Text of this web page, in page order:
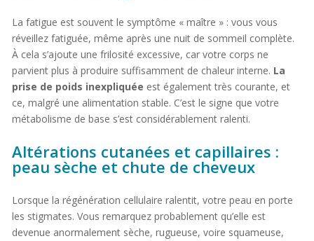
La fatigue est souvent le symptôme « maître » : vous vous
réveillez fatiguée, même après une nuit de sommeil complète.
À cela s’ajoute une frilosité excessive, car votre corps ne
parvient plus à produire suffisamment de chaleur interne. La
prise de poids inexpliquée est également très courante, et
ce, malgré une alimentation stable. C’est le signe que votre
métabolisme de base s’est considérablement ralenti.
Altérations cutanées et capillaires :
peau sèche et chute de cheveux
Lorsque la régénération cellulaire ralentit, votre peau en porte
les stigmates. Vous remarquez probablement qu’elle est
devenue anormalement sèche, rugueuse, voire squameuse,